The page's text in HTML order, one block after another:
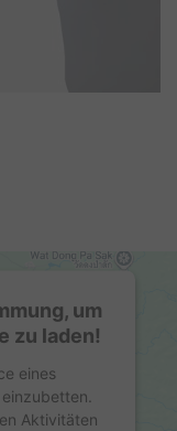
um
zu laden!
eines
Aktivitäten